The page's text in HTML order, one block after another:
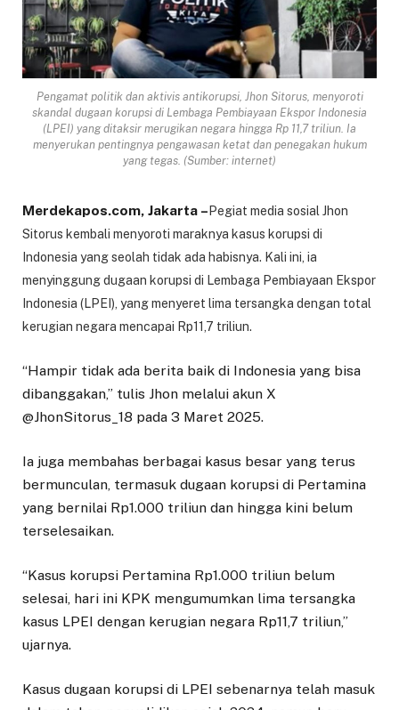
Pengamat politik dan aktivis antikorupsi, Jhon Sitorus, menyoroti
skandal dugaan korupsi di Lembaga Pembiayaan Ekspor Indonesia
(LPEI) yang ditaksir merugikan negara hingga Rp 11,7 triliun. Ia
menyerukan pentingnya pengawasan ketat dan penegakan hukum
yang tegas. (Sumber: internet)
Merdekapos.com, Jakarta – Pegiat media sosial Jhon
Sitorus kembali menyoroti maraknya kasus korupsi di
Indonesia yang seolah tidak ada habisnya. Kali ini, ia
menyinggung dugaan korupsi di Lembaga Pembiayaan Ekspor
Indonesia (LPEI), yang menyeret lima tersangka dengan total
kerugian negara mencapai Rp11,7 triliun.
“Hampir tidak ada berita baik di Indonesia yang bisa
dibanggakan,” tulis Jhon melalui akun X
@JhonSitorus_18 pada 3 Maret 2025.
Ia juga membahas berbagai kasus besar yang terus
bermunculan, termasuk dugaan korupsi di Pertamina
yang bernilai Rp1.000 triliun dan hingga kini belum
terselesaikan.
“Kasus korupsi Pertamina Rp1.000 triliun belum
selesai, hari ini KPK mengumumkan lima tersangka
kasus LPEI dengan kerugian negara Rp11,7 triliun,”
ujarnya.
Kasus dugaan korupsi di LPEI sebenarnya telah masuk